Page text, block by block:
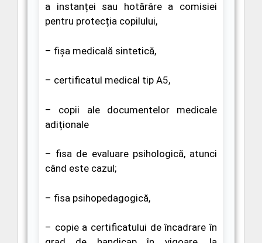
a instanței sau hotărâre a comisiei
pentru protecția copilului,
– fișa medicală sintetică,
– certificatul medical tip A5,
– copii ale documentelor medicale
adiționale
– fisa de evaluare psihologică,atunci
când este cazul;
– fisa psihopedagogică,
– copie a certificatului de încadrare în